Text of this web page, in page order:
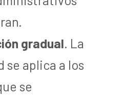
gradual. La
se aplica a los
se